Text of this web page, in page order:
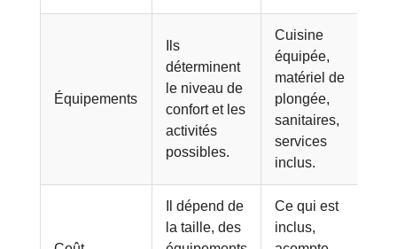
Équipements
Ils
déterminent
le niveau de
confort et les
activités
possibles.
Cuisine
équipée,
matériel de
plongée,
sanitaires,
services
inclus.
Il dépend de
la taille, des
Ce qui est
inclus,